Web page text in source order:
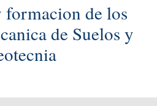
de los
de Suelos y